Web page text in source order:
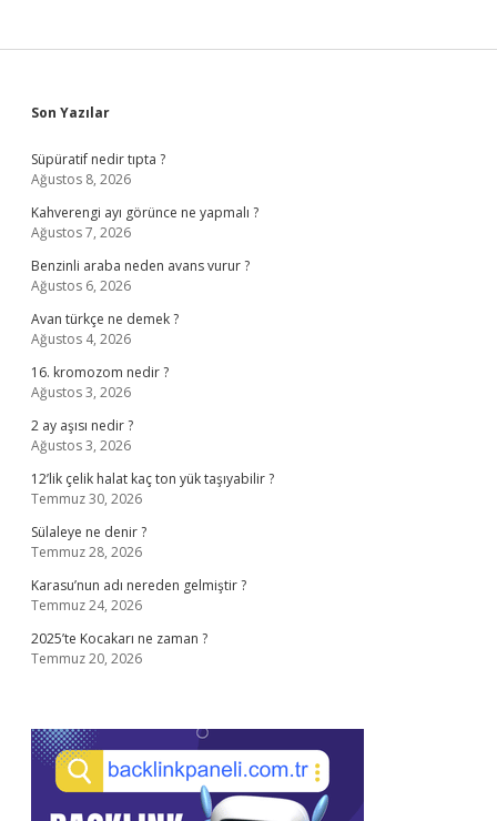
Sidebar
Son Yazılar
Süpüratif nedir tıpta ?
Ağustos 8, 2026
Kahverengi ayı görünce ne yapmalı ?
Ağustos 7, 2026
Benzinli araba neden avans vurur ?
Ağustos 6, 2026
Avan türkçe ne demek ?
Ağustos 4, 2026
16. kromozom nedir ?
Ağustos 3, 2026
2 ay aşısı nedir ?
Ağustos 3, 2026
12’lik çelik halat kaç ton yük taşıyabilir ?
Temmuz 30, 2026
Sülaleye ne denir ?
Temmuz 28, 2026
Karasu’nun adı nereden gelmiştir ?
Temmuz 24, 2026
2025’te Kocakarı ne zaman ?
Temmuz 20, 2026